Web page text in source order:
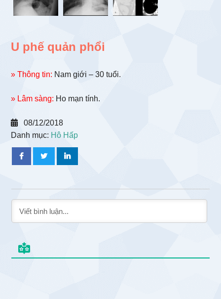
U phế quản phổi
» Thông tin: Nam giới – 30 tuổi.
» Lâm sàng: Ho mạn tính.
08/12/2018
Danh mục: Hô Hấp